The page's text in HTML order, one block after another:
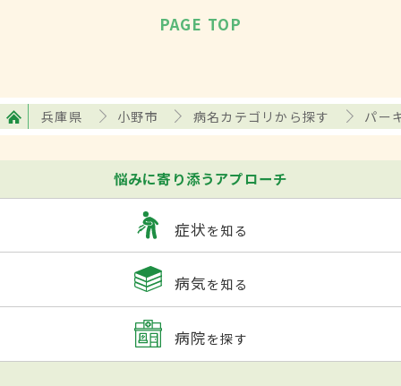
PAGE TOP
兵庫県 小野市 病名カテゴリから探す パー
悩みに寄り添うアプローチ
症状を知る
病気を知る
病院を探す